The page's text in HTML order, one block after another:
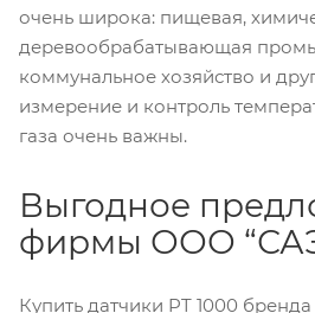
очень широка: пищевая,
деревообрабатывающая
коммунальное хозяйство и
измерение и контроль
газа очень важны.
Выгодное
фирмы ООО
Купить датчики PT 1000